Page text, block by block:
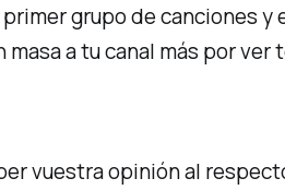
grupo de canciones
a tu canal más por
vuestra opinión al